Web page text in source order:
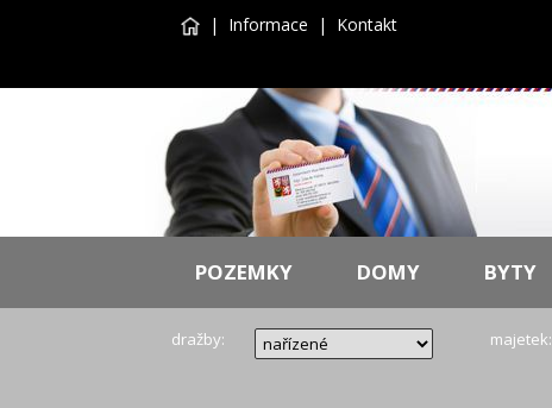
| Informace | Kontakt
POZEMKY DOMY BYTY
dražby: majetek: